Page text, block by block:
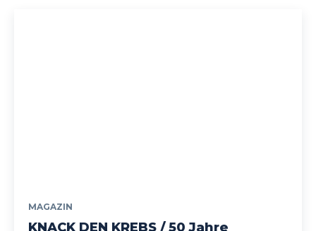
MAGAZIN
KNACK DEN KREBS / 50 Jahre